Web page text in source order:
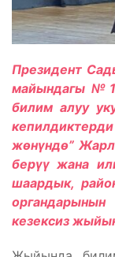
Президент
майындагы
билим алуу
жөнүндө”
берүү жана
шаардык,
кезексиз